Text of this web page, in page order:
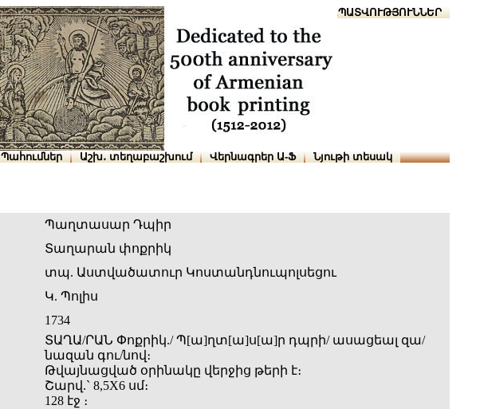
ՆԱԽԱՊԱՏՎՈՒԹՅՈՒՆՆԵՐ
Պահումներ Աշխ․ տեղաբաշխում Վերնագրեր Ա-Ֆ Նյութի տեսակ
Պաղտասար Դպիր
Տաղարան փոքրիկ
տպ. Աստվածատուր Կոստանդնուպոլսեցու
Կ. Պոլիս
1734
ՏԱՂԱ/ՐԱՆ Փոքրիկ./ Պ[ա]ղտ[ա]ս[ա]ր դպրի/ ասացեալ զա/
նազան գու/նով։
Թվայնացված օրինակը վերջից թերի է։
Շարվ.` 8,5X6 սմ։
128 էջ ։